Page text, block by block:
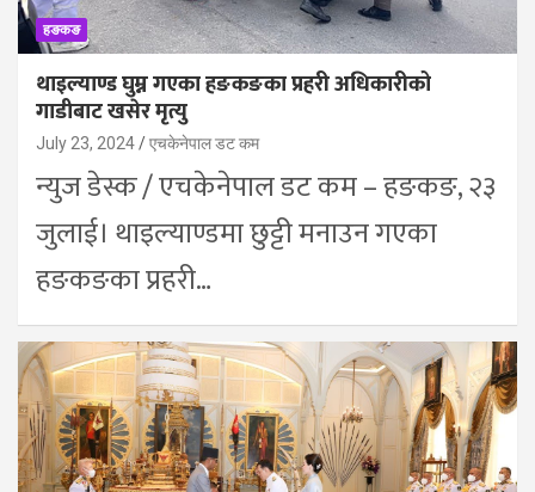
हङकङ
थाइल्याण्ड घुम्न गएका हङकङका प्रहरी अधिकारीको
गाडीबाट खसेर मृत्यु
July 23, 2024 एचकेनेपाल डट कम
न्युज डेस्क / एचकेनेपाल डट कम – हङकङ, २३
जुलाई। थाइल्याण्डमा छुट्टी मनाउन गएका
हङकङका प्रहरी…